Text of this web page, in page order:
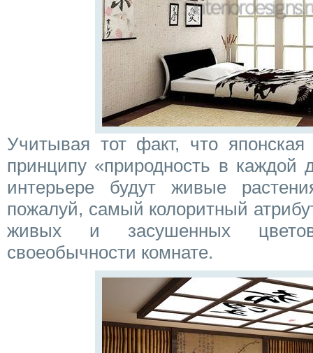
Учитывая тот факт, что японская
принципу «природность в
интерьере будут живые
пожалуй, самый колоритный
живых и засушенных
своеобычности комнате.